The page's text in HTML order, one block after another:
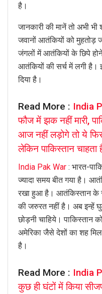
है।
जानकारी की मानें तो अभी भी
जवानों आतंकियों को
जंगलों में आतंकियों के छिपे
आतंकियों की सर्च में लगी
दिया है।
Read More : India
फौज में झक नहीं मारी,
आज नहीं लड़ोगे तो ये
लेकिन पाकिस्तान
India Pak War : भारत-
ज्यादा समय बीत गया है।
रखा हुआ है। आतंकिस्तान के
की जरुरत नहीं है। अब इन्हें
छोड़नी चाहिये। पाकिस्तान
अमेरिका जैसे देशों का शह
है।
Read More : India
कुछ ही घंटों में किया